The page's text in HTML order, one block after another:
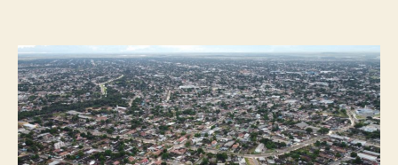
Construção
Civil
de
Roraima
realiza
‘Lançamento